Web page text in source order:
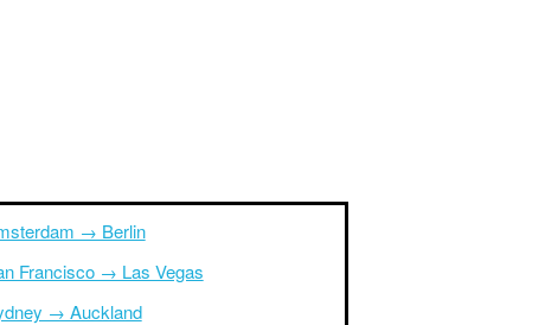
→ Berlin
Francisco → Las Vegas
→ Auckland